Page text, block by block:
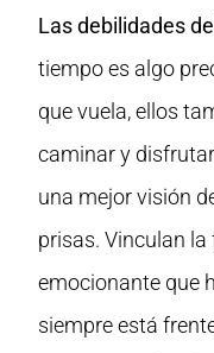
Las debilidades
tiempo es algo
que vuela, ellos
caminar y
una mejor visión
prisas. Vinculan
emocionante que
siempre está